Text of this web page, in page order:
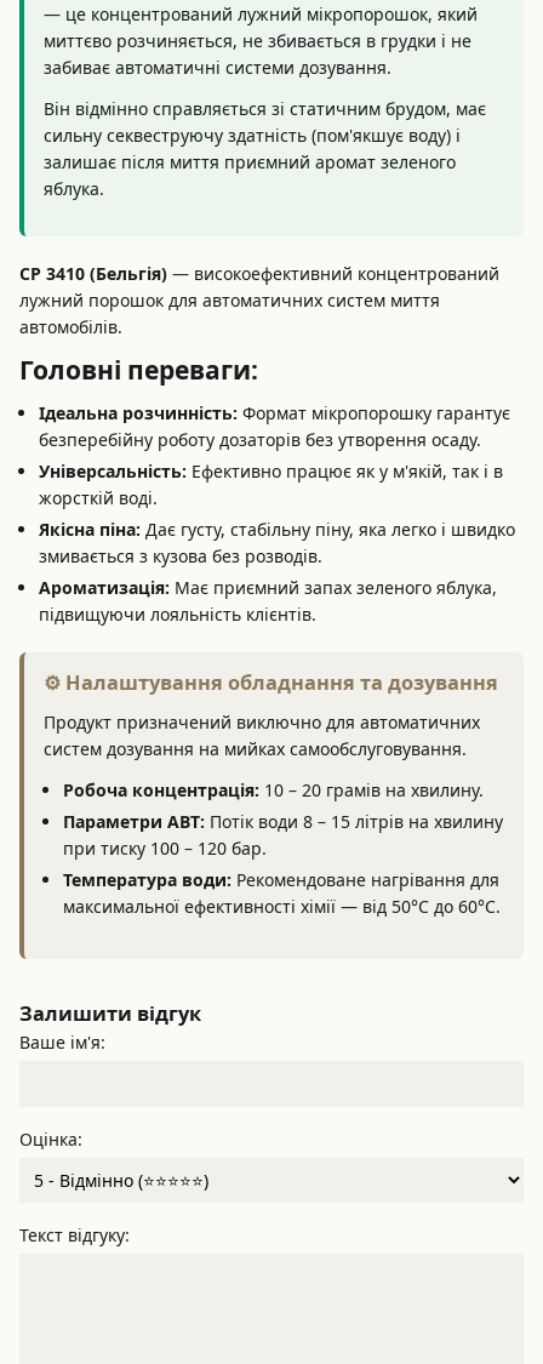
— це концентрований лужний мікропорошок, який
миттєво розчиняється, не збивається в грудки і не
забиває автоматичні системи дозування.
Він відмінно справляється зі статичним брудом, має
сильну секвеструючу здатність (пом'якшує воду) і
залишає після миття приємний аромат зеленого
яблука.
CP 3410 (Бельгія) — високоефективний концентрований
лужний порошок для автоматичних систем миття
автомобілів.
Головні переваги:
Ідеальна розчинність: Формат мікропорошку гарантує
безперебійну роботу дозаторів без утворення осаду.
Універсальність: Ефективно працює як у м'якій, так і в
жорсткій воді.
Якісна піна: Дає густу, стабільну піну, яка легко і швидко
змивається з кузова без розводів.
Ароматизація: Має приємний запах зеленого яблука,
підвищуючи лояльність клієнтів.
⚙️ Налаштування обладнання та дозування
Продукт призначений виключно для автоматичних
систем дозування на мийках самообслуговування.
Робоча концентрація: 10 – 20 грамів на хвилину.
Параметри АВТ: Потік води 8 – 15 літрів на хвилину
при тиску 100 – 120 бар.
Температура води: Рекомендоване нагрівання для
максимальної ефективності хімії — від 50°C до 60°C.
Залишити відгук
Ваше ім'я:
Оцінка:
Текст відгуку: